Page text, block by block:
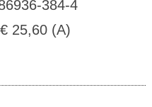
384-4
€ 25,60 (A)